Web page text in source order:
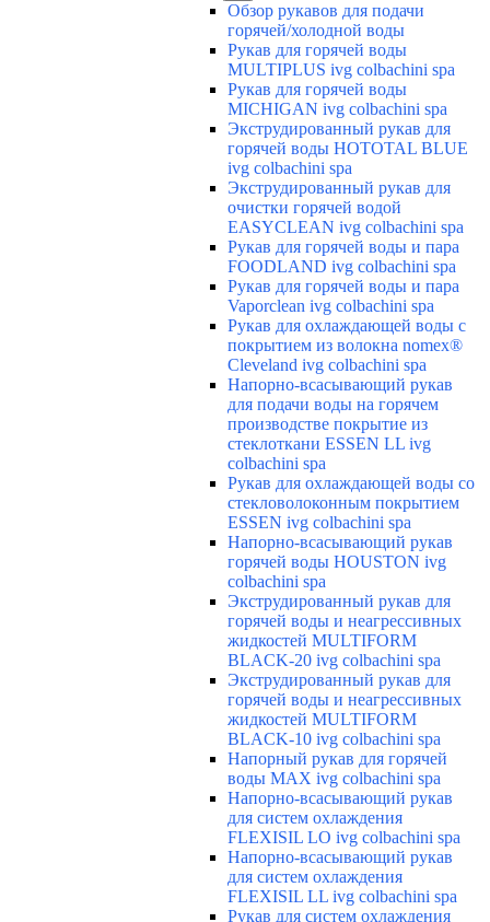
Обзор рукавов для подачи
горячей/холодной воды
Рукав для горячей воды
MULTIPLUS ivg colbachini spa
Рукав для горячей воды
MICHIGAN ivg colbachini spa
Экструдированный рукав для
горячей воды HOTOTAL BLUE
ivg colbachini spa
Экструдированный рукав для
очистки горячей водой
EASYCLEAN ivg colbachini spa
Рукав для горячей воды и пара
FOODLAND ivg colbachini spa
Рукав для горячей воды и пара
Vaporclean ivg colbachini spa
Рукав для охлаждающей воды с
покрытием из волокна nomex®
Cleveland ivg colbachini spa
Напорно-всасывающий рукав
для подачи воды на горячем
производстве покрытие из
стеклоткани ESSEN LL ivg
colbachini spa
Рукав для охлаждающей воды со
стекловолоконным покрытием
ESSEN ivg colbachini spa
Напорно-всасывающий рукав
горячей воды HOUSTON ivg
colbachini spa
Экструдированный рукав для
горячей воды и неагрессивных
жидкостей MULTIFORM
BLACK-20 ivg colbachini spa
Экструдированный рукав для
горячей воды и неагрессивных
жидкостей MULTIFORM
BLACK-10 ivg colbachini spa
Напорный рукав для горячей
воды MAX ivg colbachini spa
Напорно-всасывающий рукав
для систем охлаждения
FLEXISIL LO ivg colbachini spa
Напорно-всасывающий рукав
для систем охлаждения
FLEXISIL LL ivg colbachini spa
Рукав для систем охлаждения